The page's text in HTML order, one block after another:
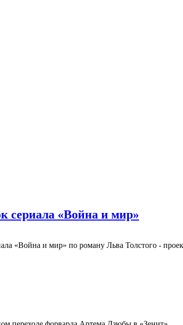
сериала «Война и мир»
«Война и мир» по роману Льва Толстого -